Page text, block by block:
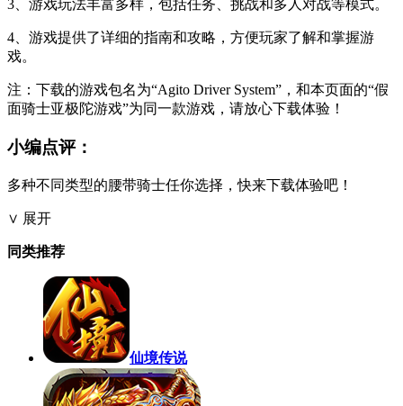
3、游戏玩法丰富多样，包括任务、挑战和多人对战等模式。
4、游戏提供了详细的指南和攻略，方便玩家了解和掌握游
戏。
注：下载的游戏包名为“Agito Driver System”，和本页面的“假
面骑士亚极陀游戏”为同一款游戏，请放心下载体验！
小编点评：
多种不同类型的腰带骑士任你选择，快来下载体验吧！
∨ 展开
同类推荐
仙境传说